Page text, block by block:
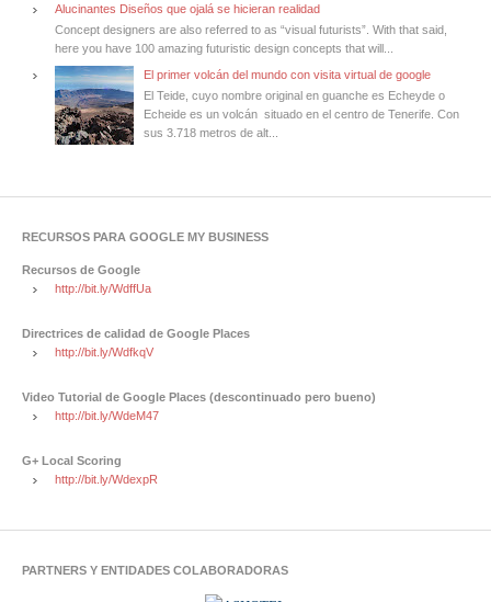
Alucinantes Diseños que ojalá se hicieran realidad
Concept designers are also referred to as “visual futurists”. With that said,
here you have 100 amazing futuristic design concepts that will...
El primer volcán del mundo con visita virtual de google
El Teide, cuyo nombre original en guanche es Echeyde o
Echeide es un volcán situado en el centro de Tenerife. Con
sus 3.718 metros de alt...
RECURSOS PARA GOOGLE MY BUSINESS
Recursos de Google
http://bit.ly/WdffUa
Directrices de calidad de Google Places
http://bit.ly/WdfkqV
Video Tutorial de Google Places (descontinuado pero bueno)
http://bit.ly/WdeM47
G+ Local Scoring
http://bit.ly/WdexpR
PARTNERS Y ENTIDADES COLABORADORAS